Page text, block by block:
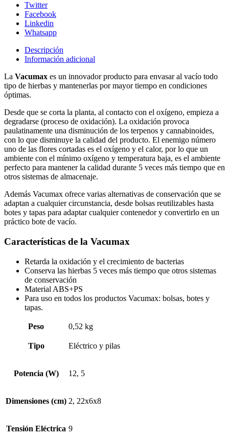
Twitter
Facebook
Linkedin
Whatsapp
Descripción
Información adicional
La Vacumax es un innovador producto para envasar al vacío todo
tipo de hierbas y mantenerlas por mayor tiempo en condiciones
óptimas.
Desde que se corta la planta, al contacto con el oxígeno, empieza a
degradarse (proceso de oxidación). La oxidación provoca
paulatinamente una disminución de los terpenos y cannabinoides,
con lo que disminuye la calidad del producto. El enemigo número
uno de las flores cortadas es el oxígeno y el calor, por lo que un
ambiente con el mínimo oxígeno y temperatura baja, es el ambiente
perfecto para mantener la calidad durante 5 veces más tiempo que en
otros sistemas de almacenaje.
Además Vacumax ofrece varias alternativas de conservación que se
adaptan a cualquier circunstancia, desde bolsas reutilizables hasta
botes y tapas para adaptar cualquier contenedor y convertirlo en un
práctico bote de vacío.
Características de la Vacumax
Retarda la oxidación y el crecimiento de bacterias
Conserva las hierbas 5 veces más tiempo que otros sistemas
de conservación
Material ABS+PS
Para uso en todos los productos Vacumax: bolsas, botes y
tapas.
Peso 0,52 kg
Tipo Eléctrico y pilas
Potencia (W) 12, 5
Dimensiones (cm) 2, 22x6x8
Tensión Eléctrica 9